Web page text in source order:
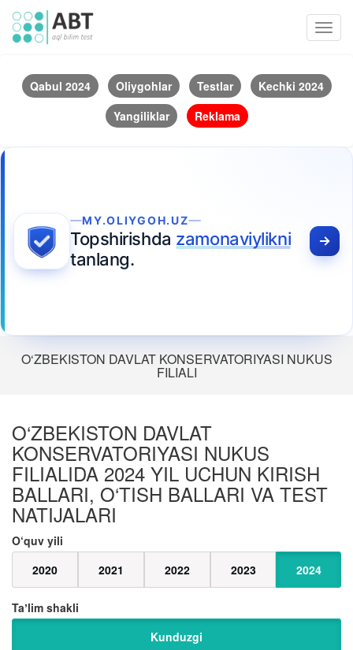
Qabul 2024 Oliygohlar Testlar
Kechki 2024
Yangiliklar
Reklama
MY.OLIYGOH.UZ
Topshirishda zamonaviylikni
tanlang.
O‘ZBEKISTON DAVLAT KONSERVATORIYASI NUKUS
FILIALI
O‘ZBEKISTON DAVLAT
KONSERVATORIYASI NUKUS
FILIALIDA 2024 YIL UCHUN KIRISH
BALLARI, O‘TISH BALLARI VA TEST
NATIJALARI
O‘quv yili
2020
2021 2022 2023 2024
Taʼlim shakli
Kunduzgi